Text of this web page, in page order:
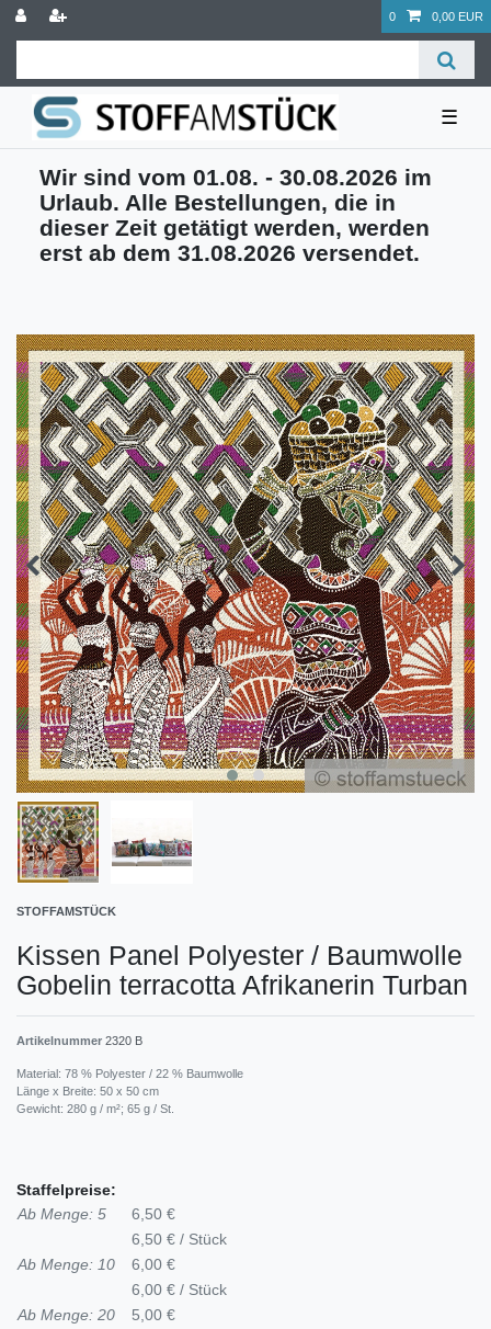
0 0,00 EUR
☰
Wir sind vom 01.08. - 30.08.2026 im
Urlaub. Alle Bestellungen, die in
dieser Zeit getätigt werden, werden
erst ab dem 31.08.2026 versendet.
STOFFAMSTÜCK
Kissen Panel Polyester / Baumwolle
Gobelin terracotta Afrikanerin Turban
Artikelnummer 2320 B
Material: 78 % Polyester / 22 % Baumwolle
Länge x Breite: 50 x 50 cm
Gewicht: 280 g / m²; 65 g / St.
Staffelpreise:
Ab Menge: 5
6,50 €
6,50 € / Stück
Ab Menge: 10
6,00 €
6,00 € / Stück
Ab Menge: 20
5,00 €